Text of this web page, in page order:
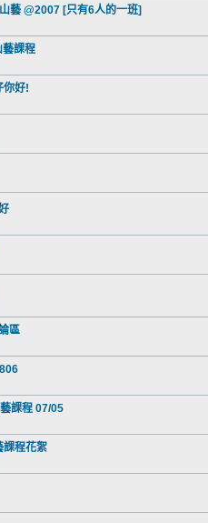
藝 @2007 [只有6人的一班]
課程
你好!
區
課程 07/05
課程花絮